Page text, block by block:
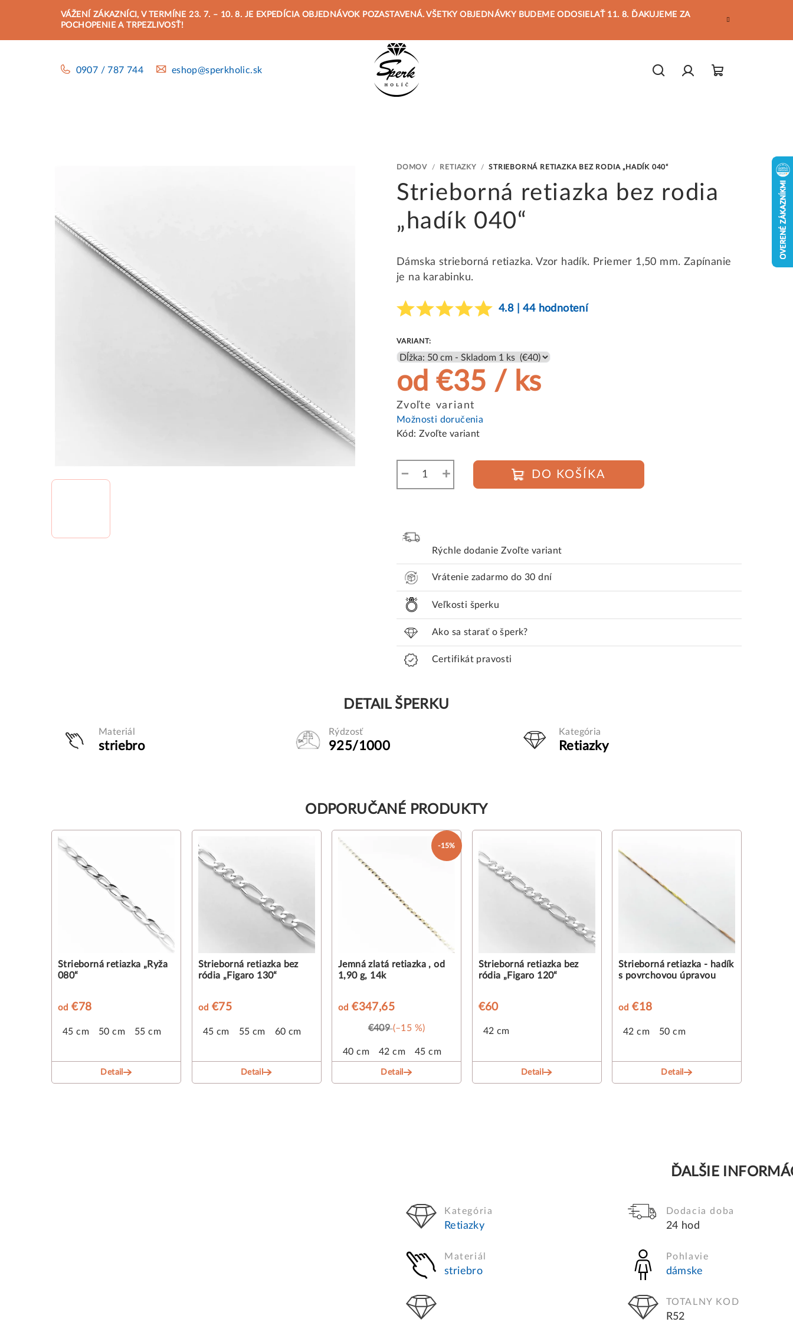
VÁŽENÍ ZÁKAZNÍCI, V TERMÍNE 23. 7. – 10. 8. JE EXPEDÍCIA OBJEDNÁVOK POZASTAVENÁ. VŠETKY OBJEDNÁVKY BUDEME ODOSIELAŤ 11. 8. ĎAKUJEME ZA
POCHOPENIE A TRPEZLIVOSŤ!
0907 / 787 744 eshop@sperkholic.sk
DOMOV / RETIAZKY / STRIEBORNÁ RETIAZKA BEZ RODIA „HADÍK 040“
Strieborná retiazka bez rodia
„hadík 040“
Dámska strieborná retiazka. Vzor hadík. Priemer 1,50 mm. Zapínanie
je na karabinku.
4.8 | 44 hodnotení
VARIANT:
od€35 / ks
Jednotková
cena:
Zvoľte variant
Možnosti doručenia
Kód: Zvoľte variant
+
− DO KOŠÍKA
Rýchle dodanie Zvoľte variant
Vrátenie zadarmo do 30 dní
Veľkosti šperku
Ako sa starať o šperk?
Certifikát pravosti
DETAIL ŠPERKU
Materiál
striebro
Rýdzosť
925/1000
Kategória
Retiazky
ODPORUČANÉ PRODUKTY
Strieborná retiazka „Ryža
080“
od €78
45 cm 50 cm 55 cm
Detail
Strieborná retiazka bez
ródia „Figaro 130“
od €75
45 cm 55 cm 60 cm
Detail
-15%
Jemná zlatá retiazka , od
1,90 g, 14k
od €347,65
€409 (–15 %)
40 cm 42 cm 45 cm
Detail
Strieborná retiazka bez
ródia „Figaro 120“
€60
42 cm
Detail
Strieborná retiazka - hadík
s povrchovou úpravou
od €18
42 cm 50 cm
Detail
ĎALŠIE
Kategória
Retiazky
Dodacia doba
24 hod
Materiál
striebro
Pohlavie
dámske
TOTALNY KOD
R52